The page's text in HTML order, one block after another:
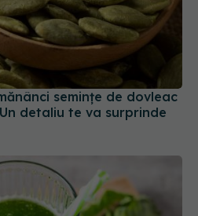
semințe de dovleac
detaliu te va surprinde